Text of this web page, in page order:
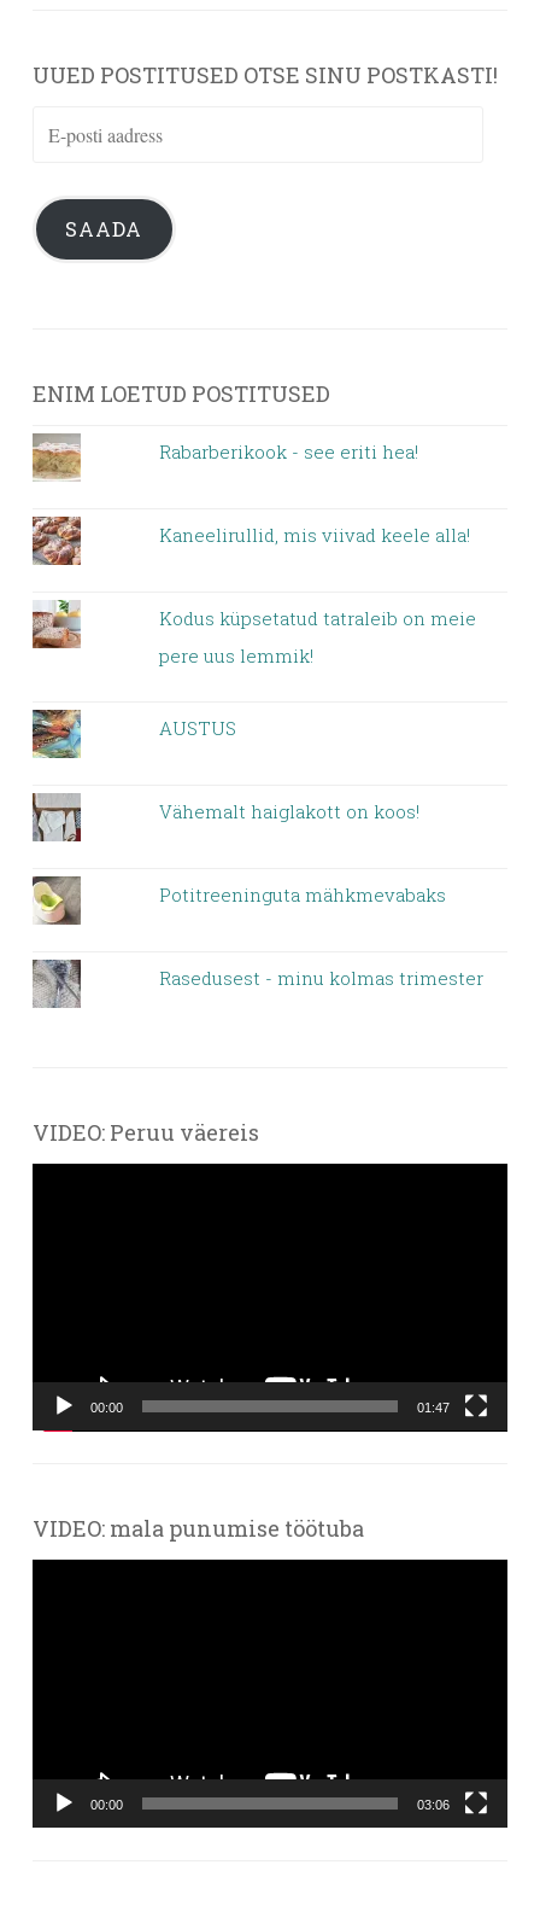
UUED POSTITUSED OTSE SINU POSTKASTI!
E-
aadress
SAADA
ENIM LOETUD POSTITUSED
Rabarberikook - see eriti hea!
Kaneelirullid, mis viivad keele alla!
Kodus küpsetatud tatraleib on meie
pere uus lemmik!
AUSTUS
Vähemalt haiglakott on koos!
Potitreeninguta mähkmevabaks
Rasedusest - minu kolmas trimester
VIDEO: Peruu väereis
00:00 01:47
VIDEO: mala punumise töötuba
00:00 03:06